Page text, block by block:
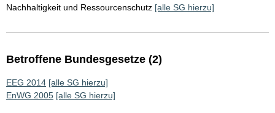
Nachhaltigkeit und Ressourcenschutz [alle SG hierzu]
Betroffene Bundesgesetze (2)
EEG 2014 [alle SG hierzu]
EnWG 2005 [alle SG hierzu]